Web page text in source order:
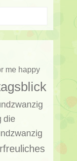
me happy
die